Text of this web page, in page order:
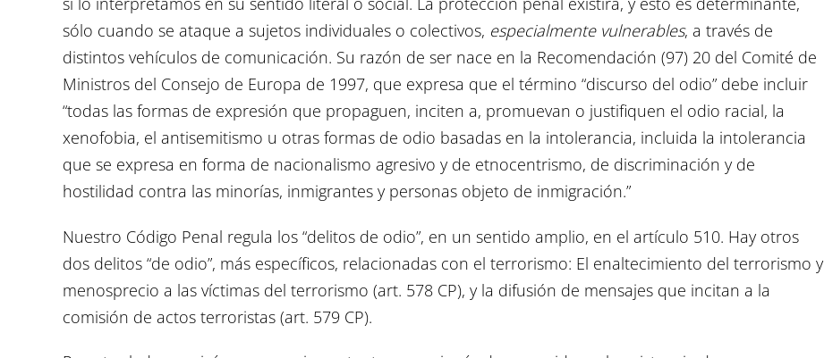
sólo cuando se ataque a sujetos individuales o colectivos, especialmente vulnerables, a través de
distintos vehículos de comunicación. Su razón de ser nace en la Recomendación (97) 20 del Comité de
Ministros del Consejo de Europa de 1997, que expresa que el término “discurso del odio” debe incluir
“todas las formas de expresión que propaguen, inciten a, promuevan o justifiquen el odio racial, la
xenofobia, el antisemitismo u otras formas de odio basadas en la intolerancia, incluida la intolerancia
que se expresa en forma de nacionalismo agresivo y de etnocentrismo, de discriminación y de
hostilidad contra las minorías, inmigrantes y personas objeto de inmigración.”
Nuestro Código Penal regula los “delitos de odio”, en un sentido amplio, en el artículo 510. Hay otros
dos delitos “de odio”, más específicos, relacionadas con el terrorismo: El enaltecimiento del terrorismo y
menosprecio a las víctimas del terrorismo (art. 578 CP), y la difusión de mensajes que incitan a la
comisión de actos terroristas (art. 579 CP).